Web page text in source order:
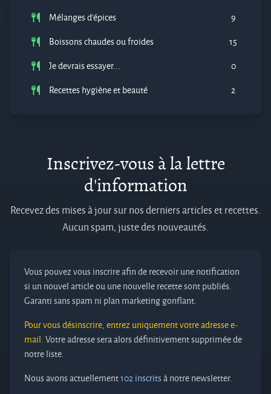
Mélanges d'épices
9
Boissons chaudes ou froides
15
Je devrais essayer...
0
Recettes hygiène et beauté
2
Inscrivez-vous à la lettre
d'information
Recevez des mises à jour sur nos derniers articles et recettes.
Aucun spam, juste des nouveautés.
Vous pouvez vous inscrire afin de recevoir une notification
si un nouvel article ou une nouvelle recette sont publiés.
Garanti sans spam ni plan marketing gonflant.
Pour vous désinscrire, entrez uniquement votre adresse e-
mail.Votre adresse sera alors définitivement supprimée de
notre liste.
Nous avons actuellement102 inscritsà notre newsletter.